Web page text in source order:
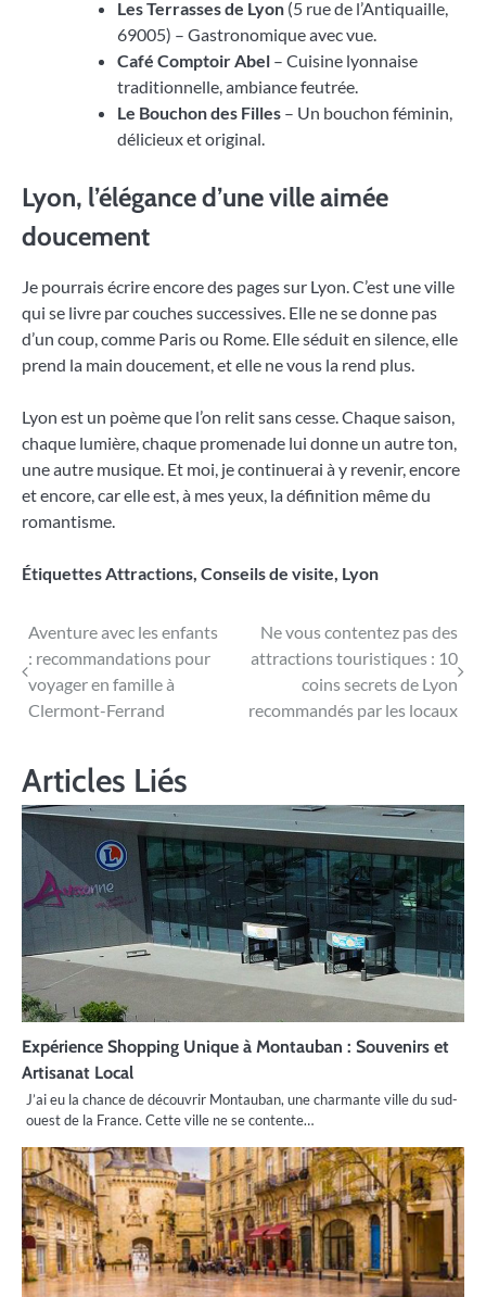
Les Terrasses de Lyon (5 rue de l’Antiquaille,
69005) – Gastronomique avec vue.
Café Comptoir Abel – Cuisine lyonnaise
traditionnelle, ambiance feutrée.
Le Bouchon des Filles – Un bouchon féminin,
délicieux et original.
Lyon, l’élégance d’une ville aimée
doucement
Je pourrais écrire encore des pages sur Lyon. C’est une ville
qui se livre par couches successives. Elle ne se donne pas
d’un coup, comme Paris ou Rome. Elle séduit en silence, elle
prend la main doucement, et elle ne vous la rend plus.
Lyon est un poème que l’on relit sans cesse. Chaque saison,
chaque lumière, chaque promenade lui donne un autre ton,
une autre musique. Et moi, je continuerai à y revenir, encore
et encore, car elle est, à mes yeux, la définition même du
romantisme.
ÉtiquettesAttractions, Conseils de visite, Lyon
Navigation
de
l’article
Aventure avec les enfants
: recommandations pour
voyager en famille à
Clermont-Ferrand
Ne vous contentez pas des
attractions touristiques : 10
coins secrets de Lyon
recommandés par les locaux
Articles Liés
Expérience Shopping Unique à Montauban : Souvenirs et
Artisanat Local
J’ai eu la chance de découvrir Montauban, une charmante ville du sud-
ouest de la France. Cette ville ne se contente…